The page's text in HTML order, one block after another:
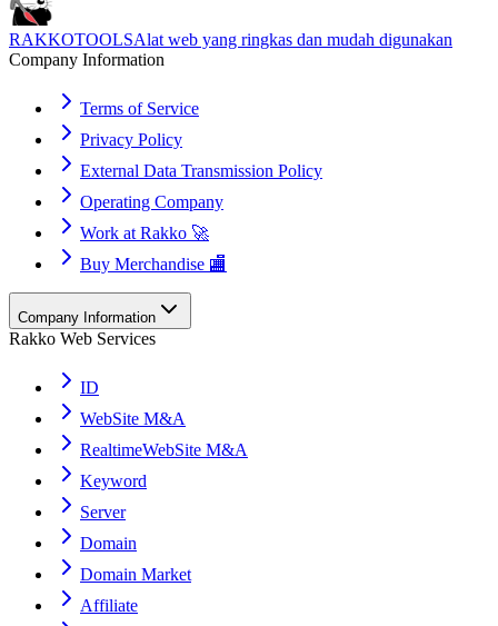
RAKKOTOOLSAlat web yang ringkas dan mudah digunakan
Company Information
Terms of Service
Privacy Policy
External Data Transmission Policy
Operating Company
Work at Rakko 🚀
Buy Merchandise 🏬
Company Information
Rakko Web Services
ID
WebSite M&A
RealtimeWebSite M&A
Keyword
Server
Domain
Domain Market
Affiliate